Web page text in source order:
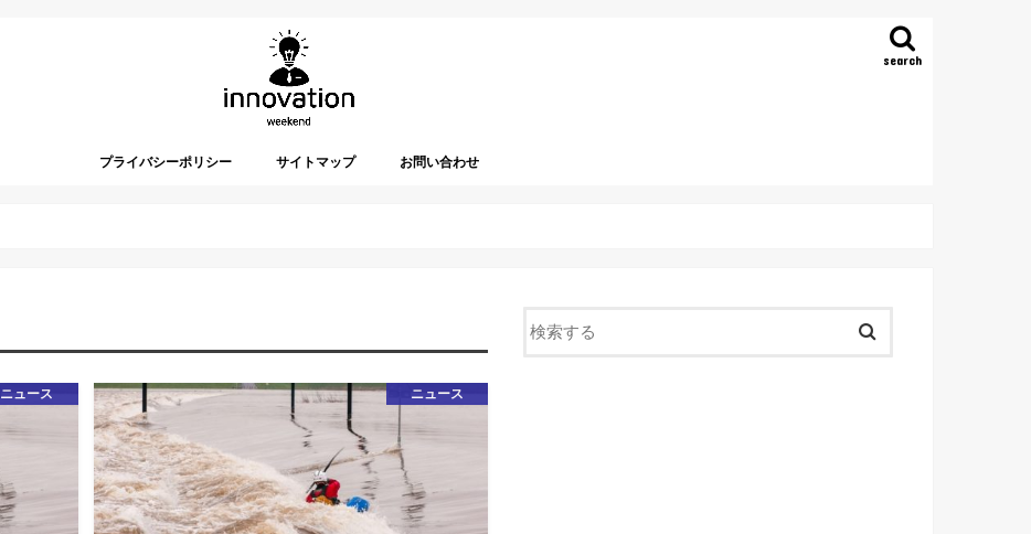
search
プライバシーポリシー サイトマップ お問い合わせ
ニュース ニュース